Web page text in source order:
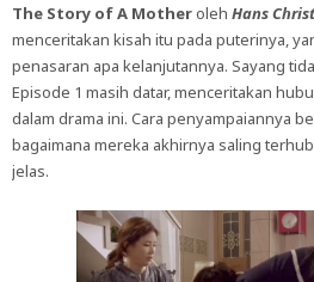
The Story of A Motheroleh Hans
menceritakan kisah itu pada puterinya,
penasaran apa kelanjutannya. Sayang
Episode 1 masih datar, menceritakan
dalam drama ini. Cara penyampaiannya
bagaimana mereka akhirnya saling
jelas.